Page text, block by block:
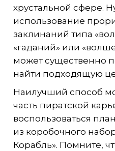
хрустальной сфере.
использование
заклинаний типа
«гаданий» или
может существенно
найти подходящую
Наилучший способ
часть пиратской
воспользоваться
из коробочного
Корабль». Помните,